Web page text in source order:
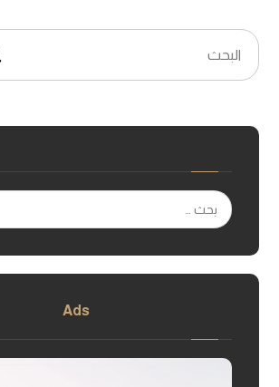
Ads